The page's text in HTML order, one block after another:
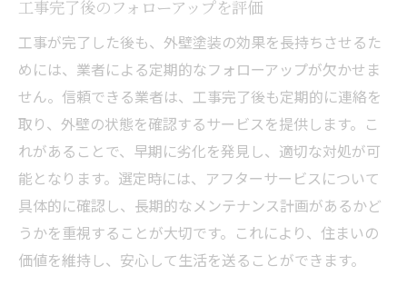
工事完了後のフォローアップを評価
工事が完了した後も、外壁塗装の効果を長持ちさせるた
めには、業者による定期的なフォローアップが欠かせま
せん。信頼できる業者は、工事完了後も定期的に連絡を
取り、外壁の状態を確認するサービスを提供します。こ
れがあることで、早期に劣化を発見し、適切な対処が可
能となります。選定時には、アフターサービスについて
具体的に確認し、長期的なメンテナンス計画があるかど
うかを重視することが大切です。これにより、住まいの
価値を維持し、安心して生活を送ることができます。